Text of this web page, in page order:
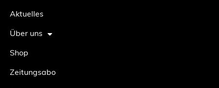
Aktuelles
Über uns
Shop
Zeitungsabo